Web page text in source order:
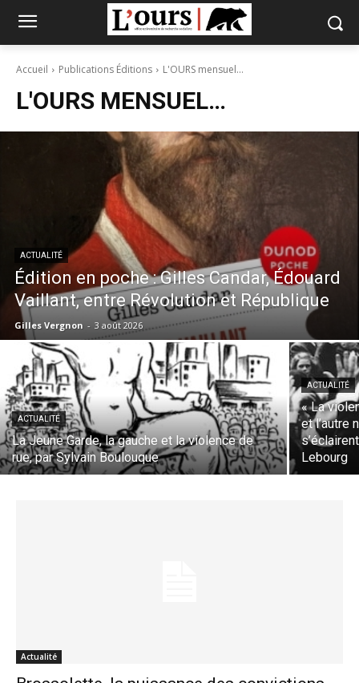
Accueil Publications Éditions L'OURS mensuel…
L'OURS MENSUEL…
ACTUALITÉ
Édition en poche : Gilles Candar, Édouard
Vaillant, entre Révolution et République
Gilles Vergnon - 3 août 2026
ACTUALITÉ
La Jeune Garde, la gauche et la violence de
rue, par Sylvain Boulouque
ACTUALITÉ
« La
et l’autre
Lebourg
Actualité